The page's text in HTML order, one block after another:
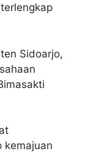
Sidoarjo,
kemajuan